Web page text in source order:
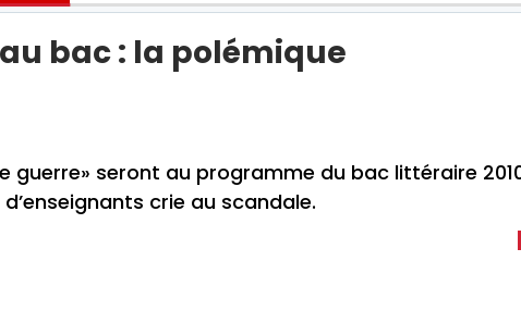
bac : la polémique
guerre» seront au programme du bac littéraire
d’enseignants crie au scandale.